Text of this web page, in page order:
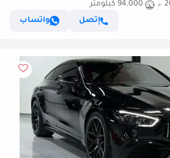
Interior, Burmester High-
94,000 كيلومتر
إتصل
واتساب